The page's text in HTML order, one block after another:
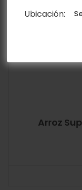
Ubicación:
Arroz